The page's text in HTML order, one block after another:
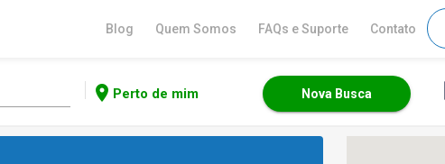
Blog Quem Somos FAQs e Suporte Contato
location_on Perto de mim Nova Busca